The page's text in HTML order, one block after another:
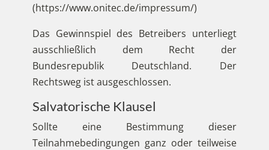
(https://www.onitec.de/impressum/)
Das Gewinnspiel des Betreibers unterliegt
ausschließlich dem Recht der
Bundesrepublik Deutschland. Der
Rechtsweg ist ausgeschlossen.
Salvatorische Klausel
Sollte eine Bestimmung dieser
Teilnahmebedingungen ganz oder teilweise